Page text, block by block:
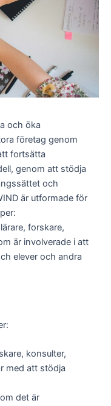
och öka
företag genom
fortsätta
genom att stödja
och
är utformade för
forskare,
är involverade i att
elever och andra
konsulter,
med att stödja
det är